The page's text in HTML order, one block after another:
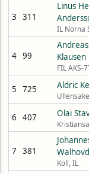
3 311
Linus
IL Norna
4 99
Klausen
FIL AKS-
5 725 Aldric
6 407 Olai
7 381
Koll, IL